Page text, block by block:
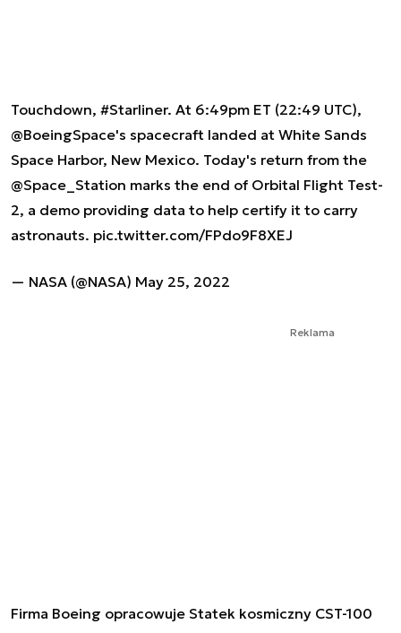
Touchdown, #Starliner. At 6:49pm ET (22:49 UTC),
@BoeingSpace's spacecraft landed at White Sands
Space Harbor, New Mexico. Today's return from the
@Space_Station marks the end of Orbital Flight Test-
2, a demo providing data to help certify it to carry
astronauts. pic.twitter.com/FPdo9F8XEJ
— NASA (@NASA) May 25, 2022
Reklama
Firma Boeing opracowuje Statek kosmiczny CST-100